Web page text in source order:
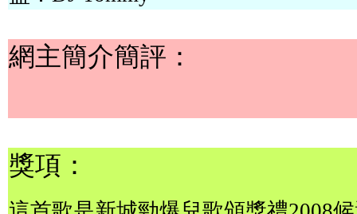
網主簡介簡評：
獎項：